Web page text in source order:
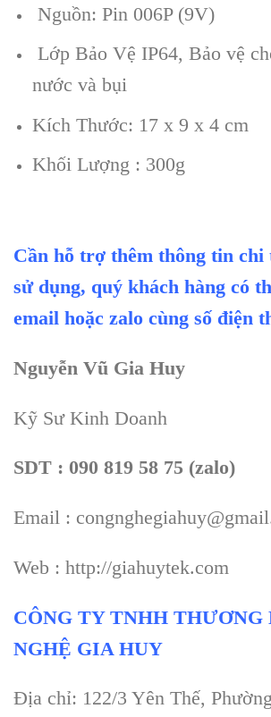
Nguồn: Pin 006P (9V)
Lớp Bảo Vệ IP64, Bảo vệ
nước và bụi
Kích Thước: 17 x 9 x 4 cm
Khối Lượng : 300g
Cần hỗ trợ thêm thông tin chi
sử dụng, quý khách hàng có
email hoặc zalo cùng số điện
Nguyễn Vũ Gia Huy
Kỹ Sư Kinh Doanh
SDT : 090 819 58 75 (zalo)
Email :
Web : http://giahuytek.com
CÔNG TY TNHH THƯƠNG
NGHỆ GIA HUY
Địa chỉ: 122/3 Yên Thế,